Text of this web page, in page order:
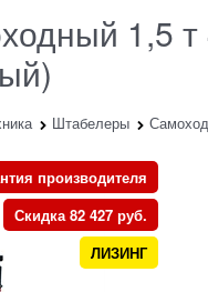
1,5
Штабелеры
производителя
Скидка 82 427 руб.
ЛИЗИНГ